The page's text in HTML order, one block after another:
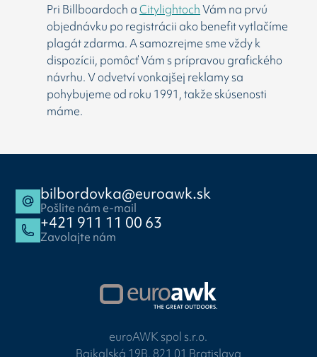
Pri Billboardoch aCitylightochVám na prvú
objednávku po registrácii ako benefit vytlačíme
plagát zdarma. A samozrejme sme vždy k
dispozícii, pomôcť Vám s prípravou grafického
návrhu. V odvetví vonkajšej reklamy sa
pohybujeme od roku 1991, takže skúsenosti
máme.
bilbordovka@euroawk.sk
Pošlite nám e-mail
+421 911 11 00 63
Zavolajte nám
euroAWK spol s.r.o.
Bajkalská 19B, 821 01 Bratislava